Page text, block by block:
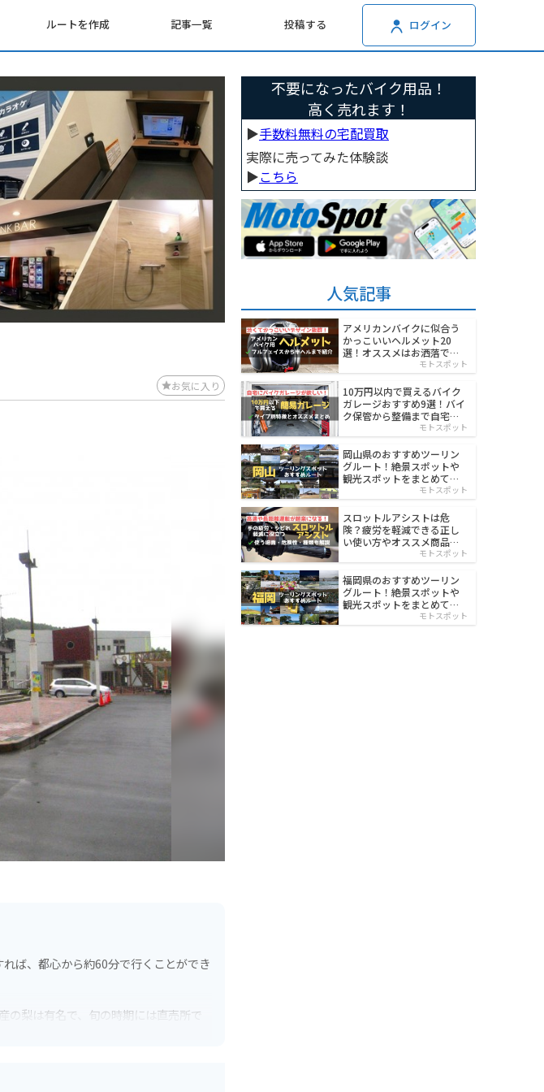
ルートを作成 記事一覧 投稿する ログイン
お気に入り
ば、都心から約60分で行くことができ
の梨は有名で、旬の時期には直売所で
不要になったバイク用品！
高く売れます！
▶︎手数料無料の宅配買取
実際に売ってみた体験談
▶︎こちら
人気記事
アメリカンバイクに似合う
かっこいいヘルメット20
選！オススメはお洒落でワ
モトスポット
10万円以内で買えるバイク
ガレージおすすめ9選！バイ
ク保管から整備まで自宅で
モトスポット
岡山県のおすすめツーリン
グルート！絶景スポットや
観光スポットをまとめて紹
モトスポット
スロットルアシストは危
険？疲労を軽減できる正し
い使い方やオススメ商品を
モトスポット
福岡県のおすすめツーリン
グルート！絶景スポットや
観光スポットをまとめて紹
モトスポット